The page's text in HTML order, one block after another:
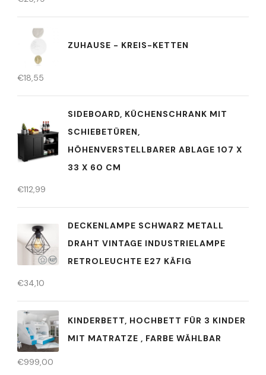
ZUHAUSE - KREIS-KETTEN
€18,55
SIDEBOARD, KÜCHENSCHRANK MIT
SCHIEBETÜREN,
HÖHENVERSTELLBARER ABLAGE 107 X
33 X 60 CM
€112,99
DECKENLAMPE SCHWARZ METALL
DRAHT VINTAGE INDUSTRIELAMPE
RETROLEUCHTE E27 KÄFIG
€34,10
KINDERBETT, HOCHBETT FÜR 3 KINDER
MIT MATRATZE , FARBE WÄHLBAR
€999,00